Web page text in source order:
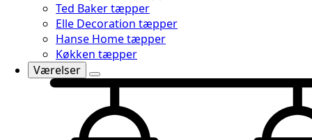
Ted Baker tæpper
Elle Decoration tæpper
Hanse Home tæpper
Køkken tæpper
Værelser